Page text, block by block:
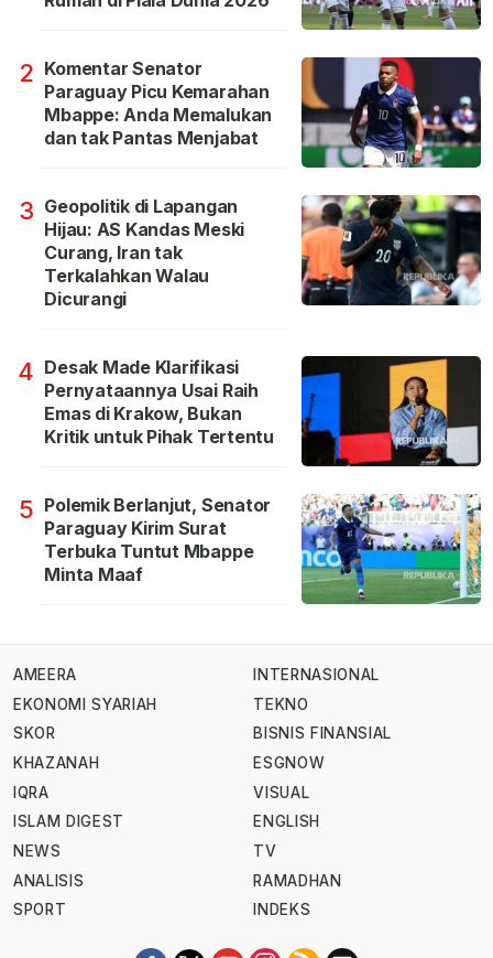
2 Komentar Senator
Paraguay Picu Kemarahan
Mbappe: Anda Memalukan
dan tak Pantas Menjabat
3 Geopolitik di Lapangan
Hijau: AS Kandas Meski
Curang, Iran tak
Terkalahkan Walau
Dicurangi
4 Desak Made Klarifikasi
Pernyataannya Usai Raih
Emas di Krakow, Bukan
Kritik untuk Pihak Tertentu
5 Polemik Berlanjut, Senator
Paraguay Kirim Surat
Terbuka Tuntut Mbappe
Minta Maaf
AMEERA
EKONOMI SYARIAH
SKOR
KHAZANAH
IQRA
ISLAM DIGEST
NEWS
ANALISIS
SPORT
INTERNASIONAL
TEKNO
BISNIS FINANSIAL
ESGNOW
VISUAL
ENGLISH
TV
RAMADHAN
INDEKS